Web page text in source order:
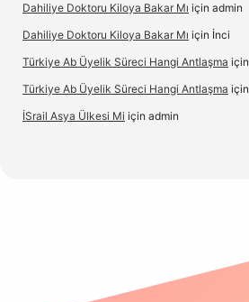
Dahiliye Doktoru Kiloya Bakar Mı için admin
Dahiliye Doktoru Kiloya Bakar Mı için İnci
Türkiye Ab Üyelik Süreci Hangi Antlaşma için
Türkiye Ab Üyelik Süreci Hangi Antlaşma için
İSrail Asya Ülkesi Mi için admin